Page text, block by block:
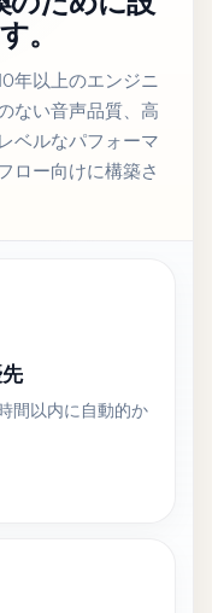
。
年以上のエンジニ
ない音声品質、高
ベルなパフォーマ
ロー向けに構築さ
間以内に自動的か